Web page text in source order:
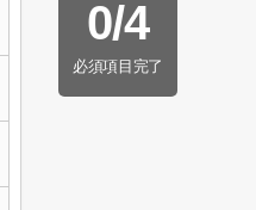
0/4
必須項目完了